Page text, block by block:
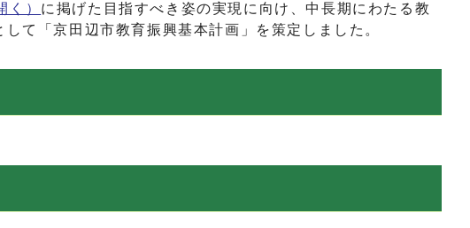
く） に掲げた目指すべき姿の実現に向け、中長期にわたる教
て「京田辺市教育振興基本計画」を策定しました。